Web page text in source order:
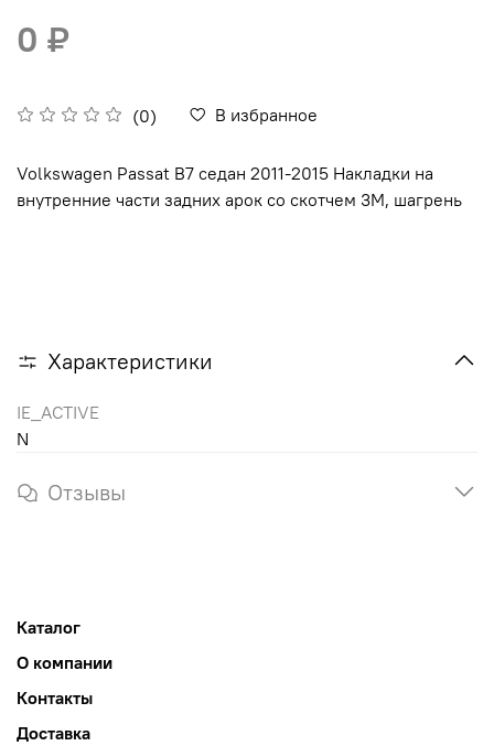
(0) В избранное
0 ₽
Volkswagen Passat В7 седан 2011-2015 Накладки на
внутренние части задних арок со скотчем 3М, шагрень
Характеристики
IE_ACTIVE
N
Отзывы
Каталог
О компании
Контакты
Доставка